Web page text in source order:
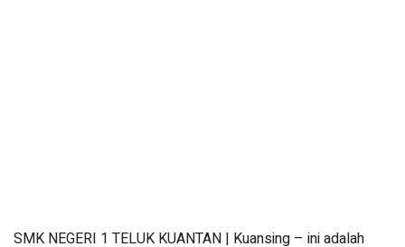
SMK NEGERI 1 TELUK KUANTAN | Kuansing – ini adalah